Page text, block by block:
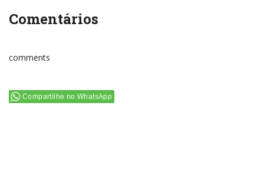
Comentários
comments
Compartilhe no WhatsApp